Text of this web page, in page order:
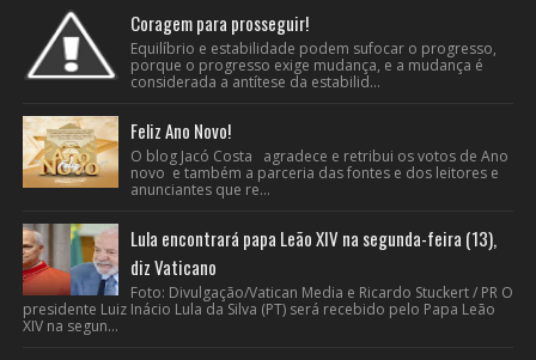
Coragem para prosseguir!
Equilíbrio e estabilidade podem sufocar o progresso,
porque o progresso exige mudança, e a mudança é
considerada a antítese da estabilid...
Feliz Ano Novo!
O blog Jacó Costa agradece e retribui os votos de Ano
novo e também a parceria das fontes e dos leitores e
anunciantes que re...
Lula encontrará papa Leão XIV na segunda-feira (13),
diz Vaticano
Foto: Divulgação/Vatican Media e Ricardo Stuckert / PR O
presidente Luiz Inácio Lula da Silva (PT) será recebido pelo Papa Leão
XIV na segun...